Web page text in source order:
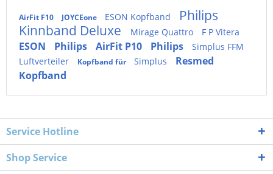
AirFit F10 JOYCEone ESON Kopfband
Philips
Kinnband Deluxe
Mirage Quattro F P Vitera
ESON Philips AirFit P10 Philips
Simplus FFM
Luftverteiler
Kopfband für Simplus
Resmed
Kopfband
Service Hotline
Shop Service